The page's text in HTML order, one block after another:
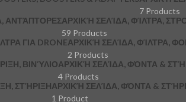
7 Products
ΑΝΤΆΠΤΟΡΕΣΑΡΧΙΚΉ ΣΕΛΊΔΑ, ΦΊΛΤΡΑ,
59 Products
ΓΙΑ DRONEΑΡΧΙΚΉ ΣΕΛΊΔΑ, ΦΊΛΤΡΑ,
2 Products
ΒΙΝΎΛΙΟΑΡΧΙΚΉ ΣΕΛΊΔΑ, ΦΌΝΤΑ &
4 Products
ΣΤΉΡΙΞΗΑΡΧΙΚΉ ΣΕΛΊΔΑ, ΦΌΝΤΑ &
1 Product